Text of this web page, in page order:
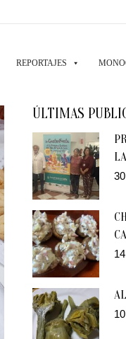
REPORTAJES
ÚLTIMAS